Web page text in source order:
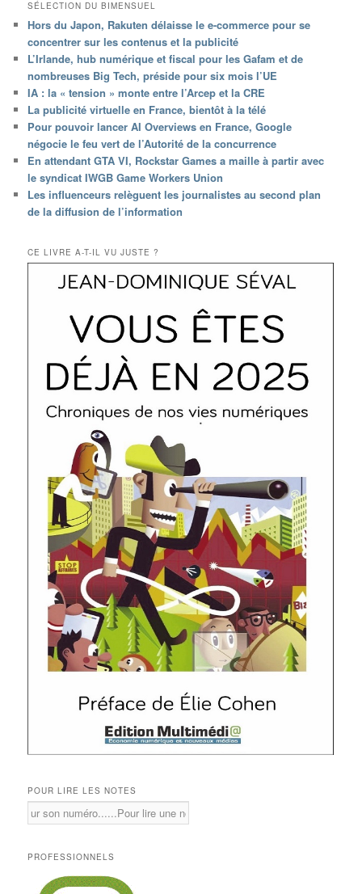
SÉLECTION DU BIMENSUEL
Hors du Japon, Rakuten délaisse le e-commerce pour se
concentrer sur les contenus et la publicité
L’Irlande, hub numérique et fiscal pour les Gafam et de
nombreuses Big Tech, préside pour six mois l’UE
IA : la « tension » monte entre l’Arcep et la CRE
La publicité virtuelle en France, bientôt à la télé
Pour pouvoir lancer AI Overviews en France, Google
négocie le feu vert de l’Autorité de la concurrence
En attendant GTA VI, Rockstar Games a maille à partir avec
le syndicat IWGB Game Workers Union
Les influenceurs relèguent les journalistes au second plan
de la diffusion de l’information
CE LIVRE A-T-IL VU JUSTE ?
POUR LIRE LES NOTES
PROFESSIONNELS